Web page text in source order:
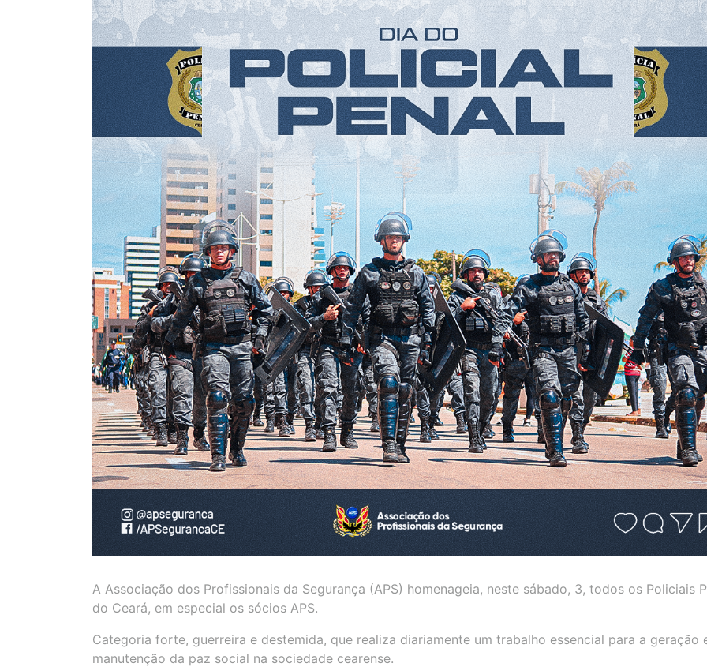
A Associação dos Profissionais da Segurança (APS) homenageia, neste sábado, 3, todos os Policiais
do Ceará, em especial os sócios APS.
Categoria forte, guerreira e destemida, que realiza diariamente um trabalho essencial para a geração
manutenção da paz social na sociedade cearense.